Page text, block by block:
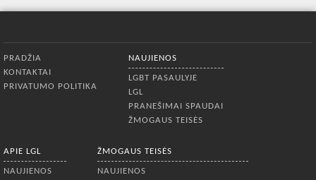
PRADŽIA
KONTAKTAI
PRIVATUMO POLITIKA
NAUJIENOS
LGBT PASAULYJE
LGL
PRANEŠIMAI SPAUDAI
ŽMOGAUS TEISĖS
APIE LGL
NAUJIENOS
ŽMOGAUS TEISĖS
NAUJIENOS